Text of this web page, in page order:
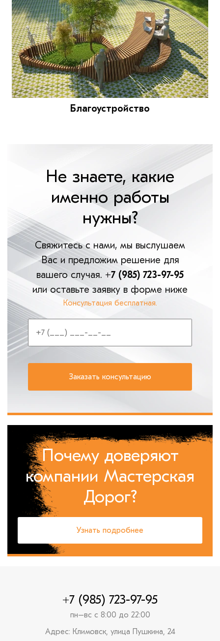
Благоустройство
Не знаете, какие
именно работы
нужны?
Свяжитесь с нами, мы выслушаем
Вас и предложим решение для
вашего случая. +7 (985) 723-97-95
или оставьте заявку в форме ниже
Консультация бесплатная.
Почему доверяют
компании Мастерская
Дорог?
Узнать подробнее
+7 (985) 723-97-95
пн–вс с 8:00 до 22:00
Адрес: Климовск, улица Пушкина, 24